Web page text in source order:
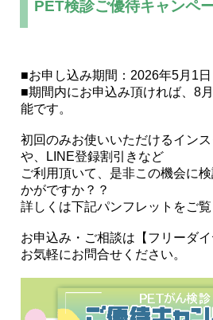
PET検診ご優待キャンペ
■お申し込み期間：2026年5月1
■期間内にお申込み頂ければ、8
能です。
初回のみお使いいただけるイン
や、LINE登録割引きなど
ご利用頂いて、是非この機会に
かがですか？？
詳しくは下記パンフレットをご覧
お申込み・ご相談は【フリーダ
お気軽にお問合せください。